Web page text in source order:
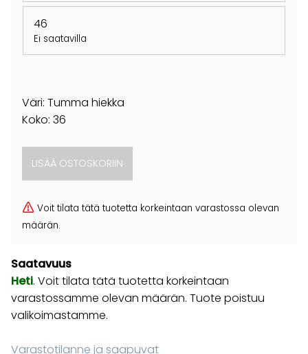
46
Ei saatavilla
Väri: Tumma hiekka
Koko: 36
Voit tilata tätä tuotetta korkeintaan varastossa olevan
määrän.
Saatavuus
Heti. Voit tilata tätä tuotetta korkeintaan
varastossamme olevan määrän. Tuote poistuu
valikoimastamme.
Varastotilanne ja saapuvat